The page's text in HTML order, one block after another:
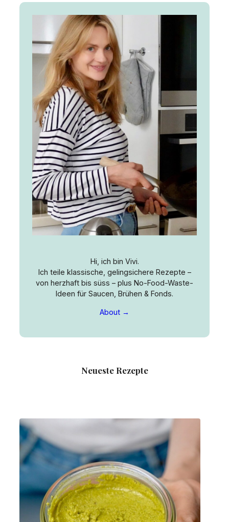
Hi, ich bin Vivi.
Ich teile klassische, gelingsichere Rezepte –
von herzhaft bis süss – plus No-Food-Waste-
Ideen für Saucen, Brühen & Fonds.
About →
Neueste Rezepte